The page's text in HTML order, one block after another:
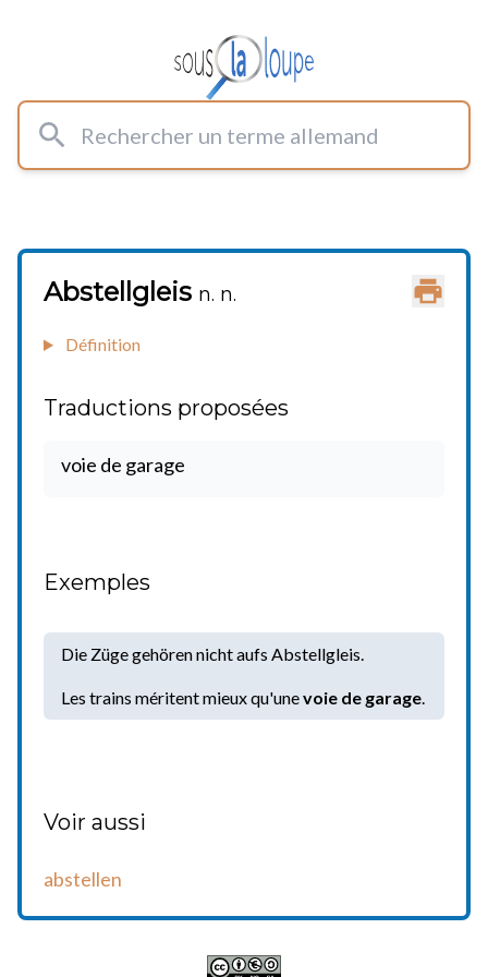
Rechercher un terme allemand
Abstellgleis n. n.
Définition
Traductions proposées
voie de garage
Exemples
Die Züge gehören nicht aufs Abstellgleis.
Les trains méritent mieux qu'unevoie de garage.
Voir aussi
abstellen